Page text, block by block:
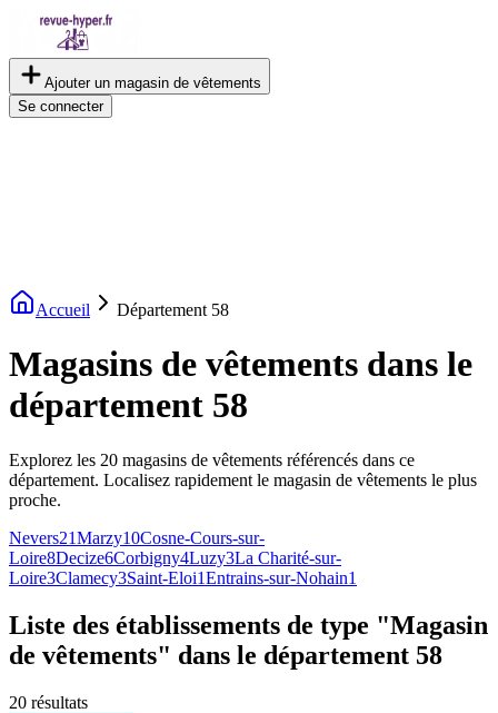
Ajouter un magasin de vêtements
Se connecter
Accueil Département 58
Magasins de vêtements dans le
département 58
Explorez les 20 magasins de vêtements référencés dans ce
département. Localisez rapidement le magasin de vêtements le plus
proche.
Nevers21Marzy10Cosne-Cours-sur-
Loire8Decize6Corbigny4Luzy3La Charité-sur-
Loire3Clamecy3Saint-Eloi1Entrains-sur-Nohain1
Liste des établissements de type "Magasin
de vêtements" dans le département 58
20 résultats